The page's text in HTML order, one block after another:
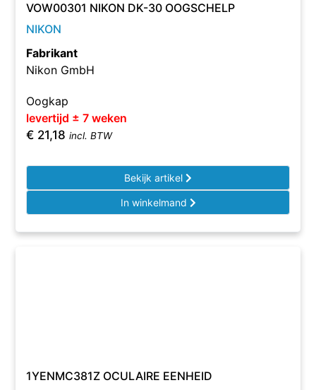
VOW00301 NIKON DK-30 OOGSCHELP
NIKON
Fabrikant
Nikon GmbH
Oogkap
levertijd ± 7 weken
€ 21,18 incl. BTW
Bekijk artikel
In winkelmand
1YENMC381Z OCULAIRE EENHEID